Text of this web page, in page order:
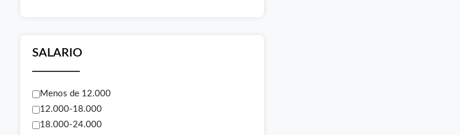
SALARIO
Menos de 12.000
12.000-18.000
18.000-24.000